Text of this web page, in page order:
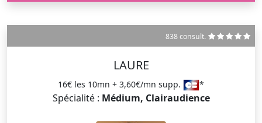
838 consult.
LAURE
16€ les 10mn + 3,60€/mn supp. *
Spécialité : Médium, Clairaudience